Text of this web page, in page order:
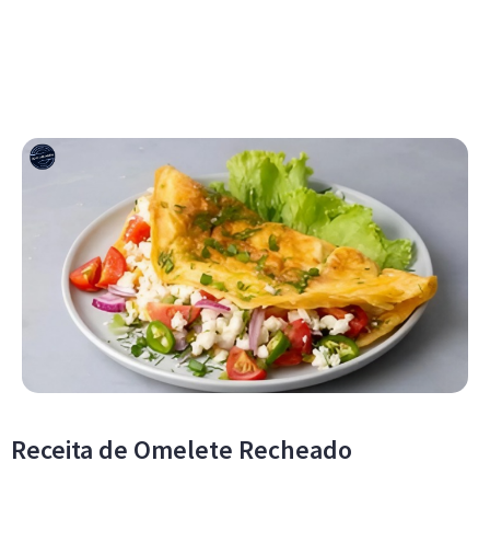
Receita de Omelete Recheado